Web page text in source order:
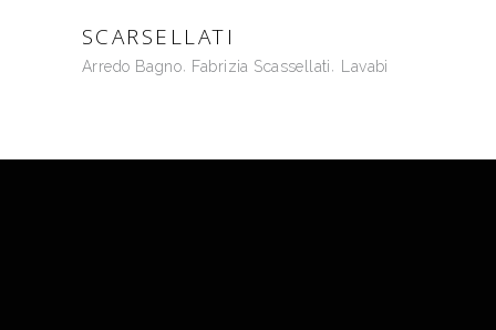
SCARSELLATI
Arredo Bagno Fabrizia Scassellati Lavabi